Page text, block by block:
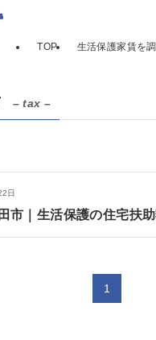
TOP 生活保護家賃を
– tax –
日
市｜生活保護の住宅扶助
1